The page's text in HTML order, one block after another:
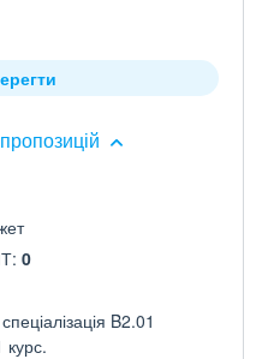
0
B2.01
курс.